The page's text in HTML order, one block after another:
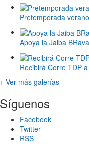
Pretemporada
Apoya la Jaiba
Recibirá Corre TDP
+ Ver más galerías
Síguenos
Facebook
Twitter
RSS